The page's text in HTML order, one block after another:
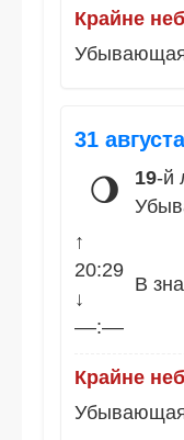
Крайне
31 августа
🌖 19-й
↑
20:29
↓
––:––
В
Крайне